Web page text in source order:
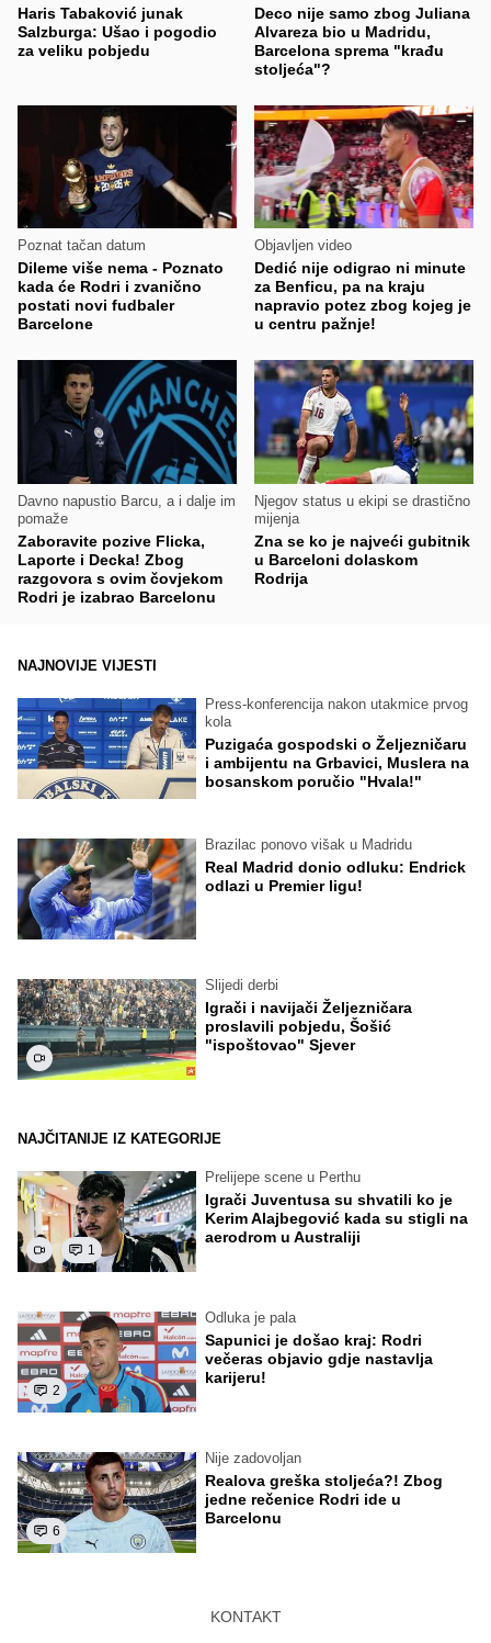
Haris Tabaković junak
Salzburga: Ušao i pogodio
za veliku pobjedu
Deco nije samo zbog Juliana
Alvareza bio u Madridu,
Barcelona sprema "krađu
stoljeća"?
Poznat tačan datum
Dileme više nema - Poznato
kada će Rodri i zvanično
postati novi fudbaler
Barcelone
Objavljen video
Dedić nije odigrao ni minute
za Benficu, pa na kraju
napravio potez zbog kojeg je
u centru pažnje!
Davno napustio Barcu, a i dalje im
pomaže
Zaboravite pozive Flicka,
Laporte i Decka! Zbog
razgovora s ovim čovjekom
Rodri je izabrao Barcelonu
Njegov status u ekipi se drastično
mijenja
Zna se ko je najveći gubitnik
u Barceloni dolaskom
Rodrija
NAJNOVIJE VIJESTI
Press-konferencija nakon utakmice prvog
kola
Puzigaća gospodski o Željezničaru
i ambijentu na Grbavici, Muslera na
bosanskom poručio "Hvala!"
Brazilac ponovo višak u Madridu
Real Madrid donio odluku: Endrick
odlazi u Premier ligu!
Slijedi derbi
Igrači i navijači Željezničara
proslavili pobjedu, Šošić
"ispoštovao" Sjever
NAJČITANIJE IZ KATEGORIJE
1
Prelijepe scene u Perthu
Igrači Juventusa su shvatili ko je
Kerim Alajbegović kada su stigli na
aerodrom u Australiji
2
Odluka je pala
Sapunici je došao kraj: Rodri
večeras objavio gdje nastavlja
karijeru!
6
Nije zadovoljan
Realova greška stoljeća?! Zbog
jedne rečenice Rodri ide u
Barcelonu
KONTAKT